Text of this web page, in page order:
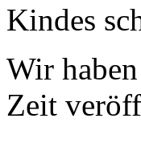
Kindes
Wir
Zeit